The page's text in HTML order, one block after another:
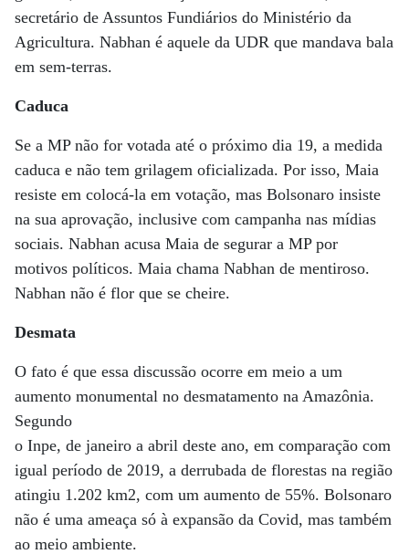
secretário de Assuntos Fundiários do Ministério da
Agricultura. Nabhan é aquele da UDR que mandava bala
em sem-terras.
Caduca
Se a MP não for votada até o próximo dia 19, a medida
caduca e não tem grilagem oficializada. Por isso, Maia
resiste em colocá-la em votação, mas Bolsonaro insiste
na sua aprovação, inclusive com campanha nas mídias
sociais. Nabhan acusa Maia de segurar a MP por
motivos políticos. Maia chama Nabhan de mentiroso.
Nabhan não é flor que se cheire.
Desmata
O fato é que essa discussão ocorre em meio a um
aumento monumental no desmatamento na Amazônia.
Segundo
o Inpe, de janeiro a abril deste ano, em comparação com
igual período de 2019, a derrubada de florestas na região
atingiu 1.202 km2, com um aumento de 55%. Bolsonaro
não é uma ameaça só à expansão da Covid, mas também
ao meio ambiente.